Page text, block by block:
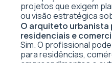
projetos que exigem
ou visão estratégica
O arquiteto urbanista
residenciais e
Sim. O profissional
para residências,